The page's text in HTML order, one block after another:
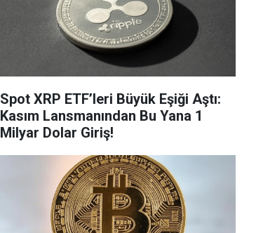
Spot XRP ETF’leri Büyük Eşiği Aştı:
Kasım Lansmanından Bu Yana 1
Milyar Dolar Giriş!